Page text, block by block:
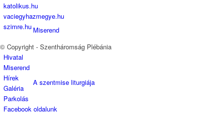
Miserend
A szentmise liturgiája
katolikus.hu
vaciegyhazmegye.hu
szimre.hu
© Copyright - Szentháromság Plébánia
Hivatal
Miserend
Hírek
Galéria
Parkolás
Facebook oldalunk